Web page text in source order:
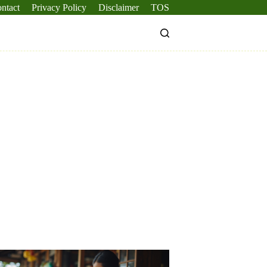
Privacy Policy Disclaimer TOS